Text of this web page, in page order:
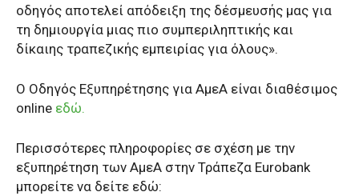
οδηγός αποτελεί απόδειξη της δέσμευσής μας για
τη δημιουργία μιας πιο συμπεριληπτικής και
δίκαιης τραπεζικής εμπειρίας για όλους».
Ο Οδηγός Εξυπηρέτησης για ΑμεΑ είναι διαθέσιμος
online εδώ.
Περισσότερες πληροφορίες σε σχέση με την
εξυπηρέτηση των ΑμεΑ στην Τράπεζα Eurobank
μπορείτε να δείτε εδώ: